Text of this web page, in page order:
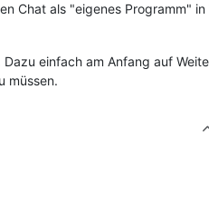
Chat als "eigenes Programm"
einfach am Anfang auf
müssen.